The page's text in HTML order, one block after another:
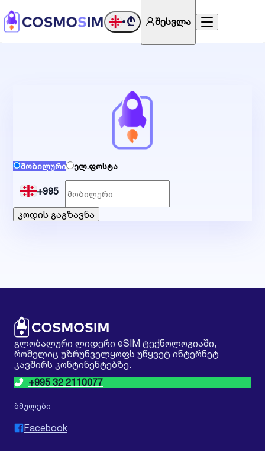
•₾ შესვლა
მობილური ელ.ფოსტა
+995
კოდის გაგზავნა
გლობალური ლიდერი eSIM ტექნოლოგიაში,
რომელიც უზრუნველყოფს უწყვეტ ინტერნეტ
კავშირს კონტინენტებზე.
+995 32 2110077
ბმულები
Facebook